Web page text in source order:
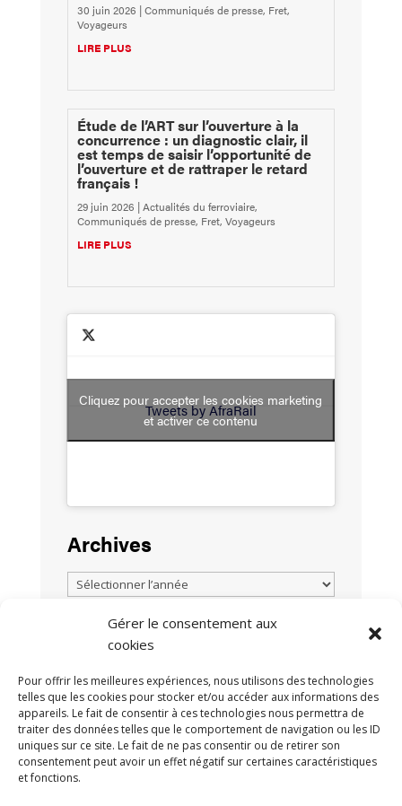
Gérer le consentement aux
cookies
Pour offrir les meilleures expériences, nous utilisons des technologies
telles que les cookies pour stocker et/ou accéder aux informations des
appareils. Le fait de consentir à ces technologies nous permettra de
traiter des données telles que le comportement de navigation ou les ID
uniques sur ce site. Le fait de ne pas consentir ou de retirer son
consentement peut avoir un effet négatif sur certaines caractéristiques
et fonctions.
30 juin 2026 |Communiqués de presse, Fret,
Voyageurs
LIRE PLUS
Étude de l’ART sur l’ouverture à la
concurrence : un diagnostic clair, il
est temps de saisir l’opportunité de
l’ouverture et de rattraper le retard
français !
29 juin 2026 |Actualités du ferroviaire,
Communiqués de presse, Fret, Voyageurs
LIRE PLUS
Tweets by AfraRail
Cliquez pour accepter les cookies marketing
et activer ce contenu
Archives
TOUTES LES ACTUALITÉS